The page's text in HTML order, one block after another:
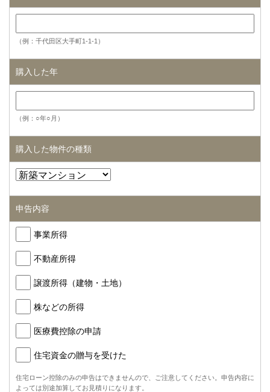
（例：千代田区大手町1-1-1）
購入した年
（例：○年○月）
購入した物件の種類
申告内容
事業所得
不動産所得
譲渡所得（建物・土地）
株などの所得
医療費控除の申請
住宅資金の贈与を受けた
住宅ローン控除のみの申告はできませんので、ご注意してください。申告内容に
よっては別途加算してお見積りになります。